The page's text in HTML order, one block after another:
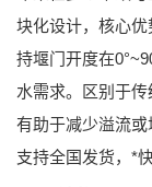
块化设计，核心优
持堰门开度在
水需求。区别于传
有助于减少溢流或
支持全国发货，*